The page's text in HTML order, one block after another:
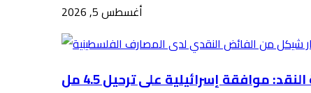
أغسطس 5, 2026